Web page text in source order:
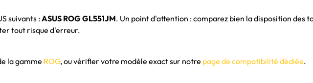
suivants :ASUS ROG GL551JM. Un point d'attention : comparez bien la disposition des
tout risque d'erreur.
la gamme ROG, ou vérifier votre modèle exact sur notre page de compatibilité dédiée.